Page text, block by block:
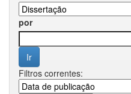
por
Filtros correntes: